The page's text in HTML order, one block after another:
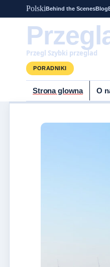
PolskiBehind the ScenesBlog
Przegl Szybki przeglad
PORADNIKI
Strona glowna O